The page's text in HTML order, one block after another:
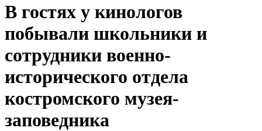
В гостях у кинологов
побывали школьники и
сотрудники военно-
исторического отдела
костромского музея-
заповедника